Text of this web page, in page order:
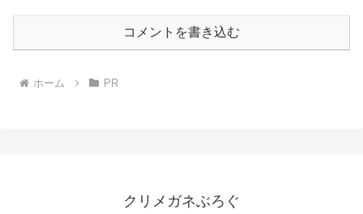
コメントを書き込む
ホーム PR
クリメガネぶろぐ